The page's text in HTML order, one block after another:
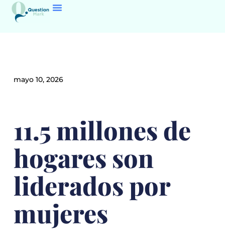
mayo 10, 2026
11.5 millones de
hogares son
liderados por
mujeres